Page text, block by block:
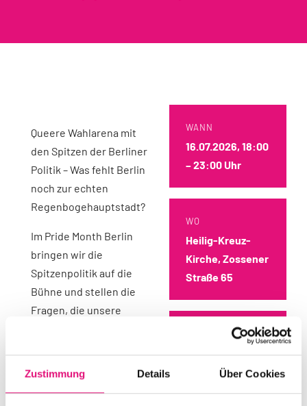
Zustimmung Details Über Cookies
Queere Wahlarena mit
den Spitzen der Berliner
Politik – Was fehlt Berlin
noch zur echten
Regenbogehauptstadt?
Im Pride Month Berlin
bringen wir die
Spitzenpolitik auf die
Bühne und stellen die
Fragen, die unsere
Abgeordnetenhauswahl
WANN
16.07.2026, 18:00
– 23:00 Uhr
WO
Heilig-Kreuz-
Kirche, Zossener
Straße 65
VERANSTALTER:IN
Berliner CSD e. V.